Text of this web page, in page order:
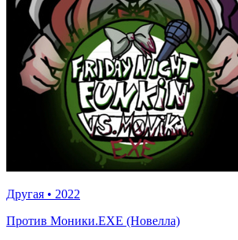
Другая • 2022
Против Моники.EXE (Новелла)